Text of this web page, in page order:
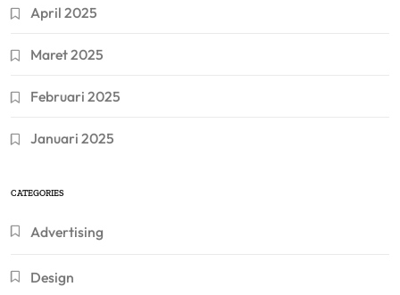
April 2025
Maret 2025
Februari 2025
Januari 2025
CATEGORIES
Advertising
Design